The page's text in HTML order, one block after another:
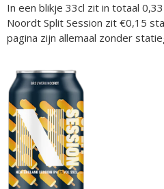
In een blikje 33cl zit in totaal
Noordt Split Session zit €0,15
pagina zijn allemaal zonder